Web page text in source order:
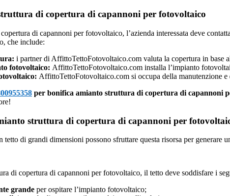
di copertura di capannoni per fotovoltaico
di capannoni per fotovoltaico, l’azienda interessata deve
che include:
i partner di AffittoTettoFotovoltaico.com valuta la copertura in base
fotovoltaico: AffittoTettoFotovoltaico.com installa l’impianto
AffittoTettoFotovoltaico.com si occupa della manutenzione
per bonifica amianto struttura di copertura di capannoni
struttura di copertura di capannoni per
tetto di grandi dimensioni possono sfruttare questa risorsa per
di copertura di capannoni per fotovoltaico, il tetto deve soddisfare i
grande per ospitare l’impianto fotovoltaico;